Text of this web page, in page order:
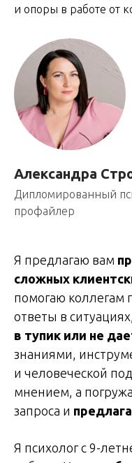
и опоры в работе от
Александра
Дипломированный
профайлер
Я предлагаю вам
сложных
помогаю коллегам
ответы в
в тупик или не
знаниями,
и человеческой
мнением, а
запроса и
Я психолог с 9-